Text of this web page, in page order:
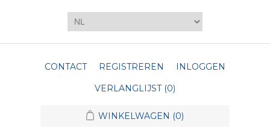
CONTACT REGISTREREN
INLOGGEN
VERLANGLIJST (0)
WINKELWAGEN (0)